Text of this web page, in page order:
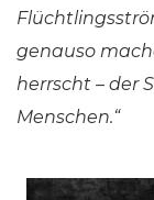
genauso
herrscht – der
Menschen.“